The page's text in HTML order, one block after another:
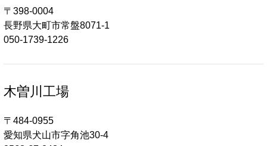
〒398-0004
長野県大町市常盤8071‐1
050-1739-1226
木曽川工場
〒484-0955
愛知県犬山市字角池30-4